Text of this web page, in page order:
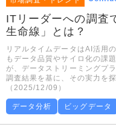
ITリーダーへの調査
生命線」とは？
リアルタイムデータはAI活用
もデータ品質やサイロ化の課
が、データストリーミングプ
調査結果を基に、その実力を探
（2025/12/09）
データ分析 ビッグデータ